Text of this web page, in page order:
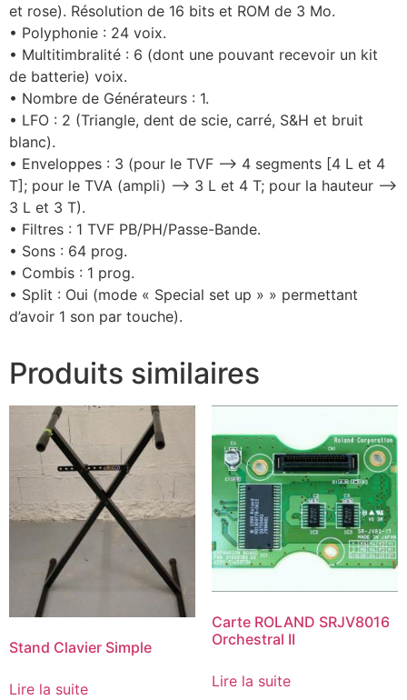
et rose). Résolution de 16 bits et ROM de 3 Mo.
• Polyphonie : 24 voix.
• Multitimbralité : 6 (dont une pouvant recevoir un kit
de batterie) voix.
• Nombre de Générateurs : 1.
• LFO : 2 (Triangle, dent de scie, carré, S&H et bruit
blanc).
• Enveloppes : 3 (pour le TVF –> 4 segments [4 L et 4
T]; pour le TVA (ampli) –> 3 L et 4 T; pour la hauteur –>
3 L et 3 T).
• Filtres : 1 TVF PB/PH/Passe-Bande.
• Sons : 64 prog.
• Combis : 1 prog.
• Split : Oui (mode « Special set up » » permettant
d’avoir 1 son par touche).
Produits similaires
Stand Clavier Simple
Lire la suite
Carte ROLAND SRJV8016
Orchestral II
Lire la suite